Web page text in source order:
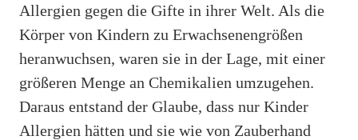
Allergien gegen die Gifte in ihrer Welt. Als die
Körper von Kindern zu Erwachsenengrößen
heranwuchsen, waren sie in der Lage, mit einer
größeren Menge an Chemikalien umzugehen.
Daraus entstand der Glaube, dass nur Kinder
Allergien hätten und sie wie von Zauberhand